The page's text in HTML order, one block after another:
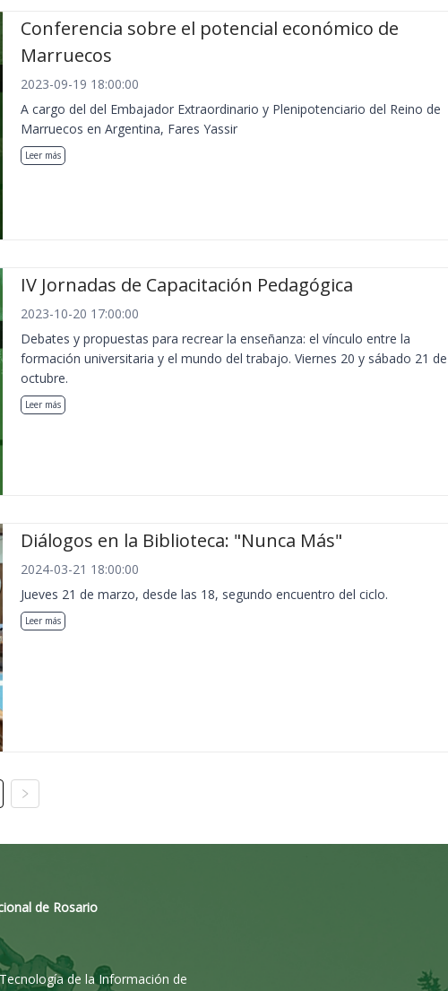
Conferencia sobre el potencial económico de
Marruecos
2023-09-19 18:00:00
A cargo del del Embajador Extraordinario y Plenipotenciario del Reino de
Marruecos en Argentina, Fares Yassir
Leer más
IV Jornadas de Capacitación Pedagógica
2023-10-20 17:00:00
Debates y propuestas para recrear la enseñanza: el vínculo entre la
formación universitaria y el mundo del trabajo. Viernes 20 y sábado 21 de
octubre.
Leer más
Diálogos en la Biblioteca: "Nunca Más"
2024-03-21 18:00:00
Jueves 21 de marzo, desde las 18, segundo encuentro del ciclo.
Leer más
de Rosario
de la Información de